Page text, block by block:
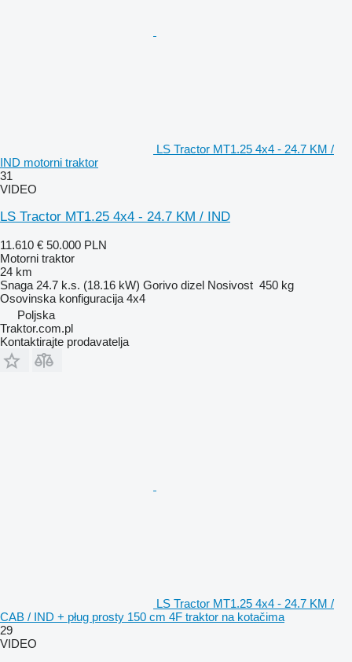
LS Tractor MT1.25 4x4 - 24.7 KM /
IND motorni traktor
31
VIDEO
LS Tractor MT1.25 4x4 - 24.7 KM / IND
11.610 € 50.000 PLN
Motorni traktor
24 km
Snaga 24.7 k.s. (18.16 kW) Gorivo dizel Nosivost 450 kg
Osovinska konfiguracija 4x4
Poljska
Traktor.com.pl
Kontaktirajte prodavatelja
LS Tractor MT1.25 4x4 - 24.7 KM /
CAB / IND + pług prosty 150 cm 4F traktor na kotačima
29
VIDEO